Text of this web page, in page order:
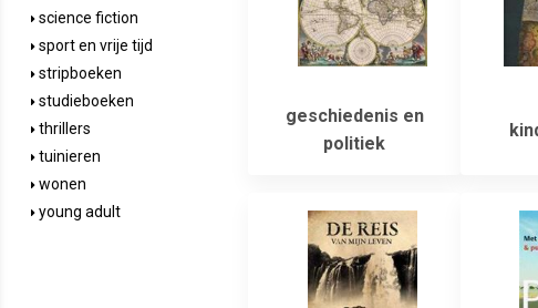
science fiction
sport en vrije tijd
stripboeken
studieboeken
thrillers
tuinieren
wonen
young adult
geschiedenis en
politiek